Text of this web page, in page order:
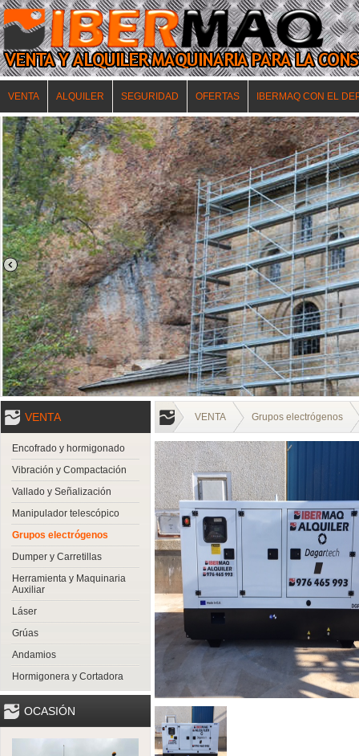
VENTA ALQUILER SEGURIDAD OFERTAS IBERMAQ CON EL
VENTA
Encofrado y hormigonado
Vibración y Compactación
Vallado y Señalización
Manipulador telescópico
Grupos electrógenos
Dumper y Carretillas
Herramienta y Maquinaria
Auxiliar
Láser
Grúas
Andamios
Hormigonera y Cortadora
OCASIÓN
VENTA Grupos electrógenos